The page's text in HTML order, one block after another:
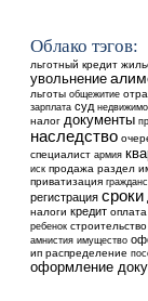
Облако тэгов:
льготный кредит
увольнение
льготы общежитие
зарплата суд
налог документы
наследство
специалист армия
иск продажа раздел
приватизация
регистрация сроки
налоги кредит оплата
ребенок строительство
амнистия имущество
ип распределение
оформление